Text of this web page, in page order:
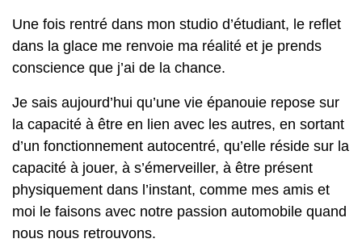
Une fois rentré dans mon studio d’étudiant, le reflet
dans la glace me renvoie ma réalité et je prends
conscience que j’ai de la chance.
Je sais aujourd’hui qu’une vie épanouie repose sur
la capacité à être en lien avec les autres, en sortant
d’un fonctionnement autocentré, qu’elle réside sur la
capacité à jouer, à s’émerveiller, à être présent
physiquement dans l’instant, comme mes amis et
moi le faisons avec notre passion automobile quand
nous nous retrouvons.